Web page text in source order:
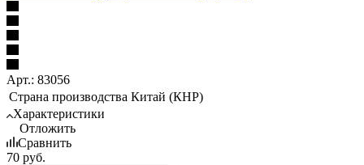
Арт.: 83056
Страна производства Китай (КНР)
Характеристики
Отложить
Сравнить
70 руб.